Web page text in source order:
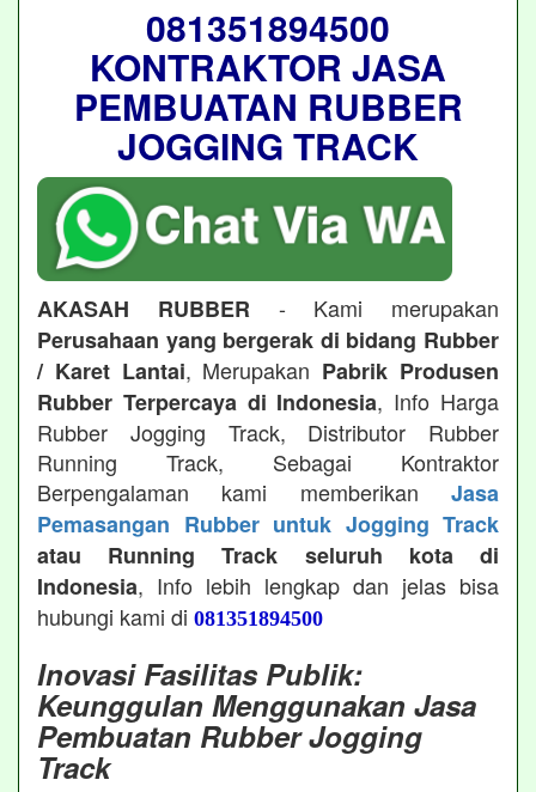
081351894500
KONTRAKTOR JASA
PEMBUATAN RUBBER
JOGGING TRACK
AKASAH RUBBER - Kami merupakan
Perusahaan yang bergerak di bidang Rubber
/ Karet Lantai, Merupakan Pabrik Produsen
Rubber Terpercaya di Indonesia, Info Harga
Rubber Jogging Track, Distributor Rubber
Running Track, Sebagai Kontraktor
Berpengalaman kami memberikan Jasa
Pemasangan Rubber untuk Jogging Track
atau Running Track seluruh kota di
Indonesia, Info lebih lengkap dan jelas bisa
hubungi kami di 081351894500
Inovasi Fasilitas Publik:
Keunggulan Menggunakan Jasa
Pembuatan Rubber Jogging
Track